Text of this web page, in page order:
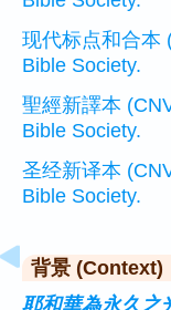
现代标点和合本
Bible Society.
聖經新譯本
Bible Society.
圣经新译本
Bible Society.
背景 (Context)
耶和華為永久之